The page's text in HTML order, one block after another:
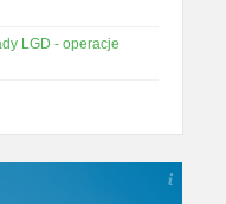
LGD - operacje